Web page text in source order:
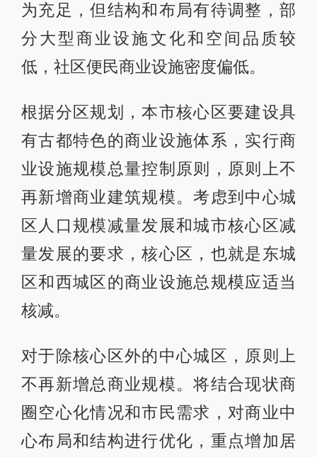
为充足，但结构和布局有待调整，部
分大型商业设施文化和空间品质较
低，社区便民商业设施密度偏低。
根据分区规划，本市核心区要建设具
有古都特色的商业设施体系，实行商
业设施规模总量控制原则，原则上不
再新增商业建筑规模。考虑到中心城
区人口规模减量发展和城市核心区减
量发展的要求，核心区，也就是东城
区和西城区的商业设施总规模应适当
核减。
对于除核心区外的中心城区，原则上
不再新增总商业规模。将结合现状商
圈空心化情况和市民需求，对商业中
心布局和结构进行优化，重点增加居